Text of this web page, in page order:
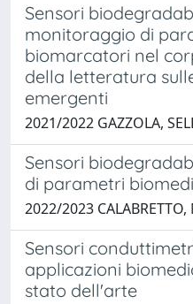
Sensori
monitoraggio di
biomarcatori nel
della letteratura
emergenti
2021/2022 GAZZOLA,
Sensori
di parametri
2022/2023 CALABRETTO,
Sensori
applicazioni
stato dell'arte